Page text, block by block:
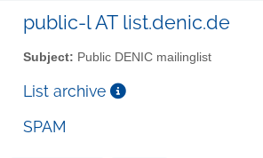
public-l AT list.denic.de
Subject: Public DENIC mailinglist
List archive
SPAM